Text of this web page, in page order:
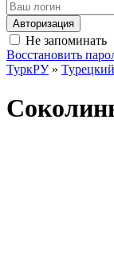
Авторизация
Не запоминать
Восстановить
ТуркРУ»